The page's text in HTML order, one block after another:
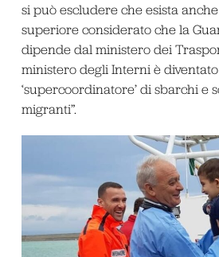
si può escludere che esista
superiore considerato che la
dipende dal ministero dei
ministero degli Interni è diventato
‘supercoordinatore’ di sbarchi e
migranti”.